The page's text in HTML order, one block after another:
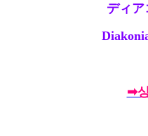
ディア
➡